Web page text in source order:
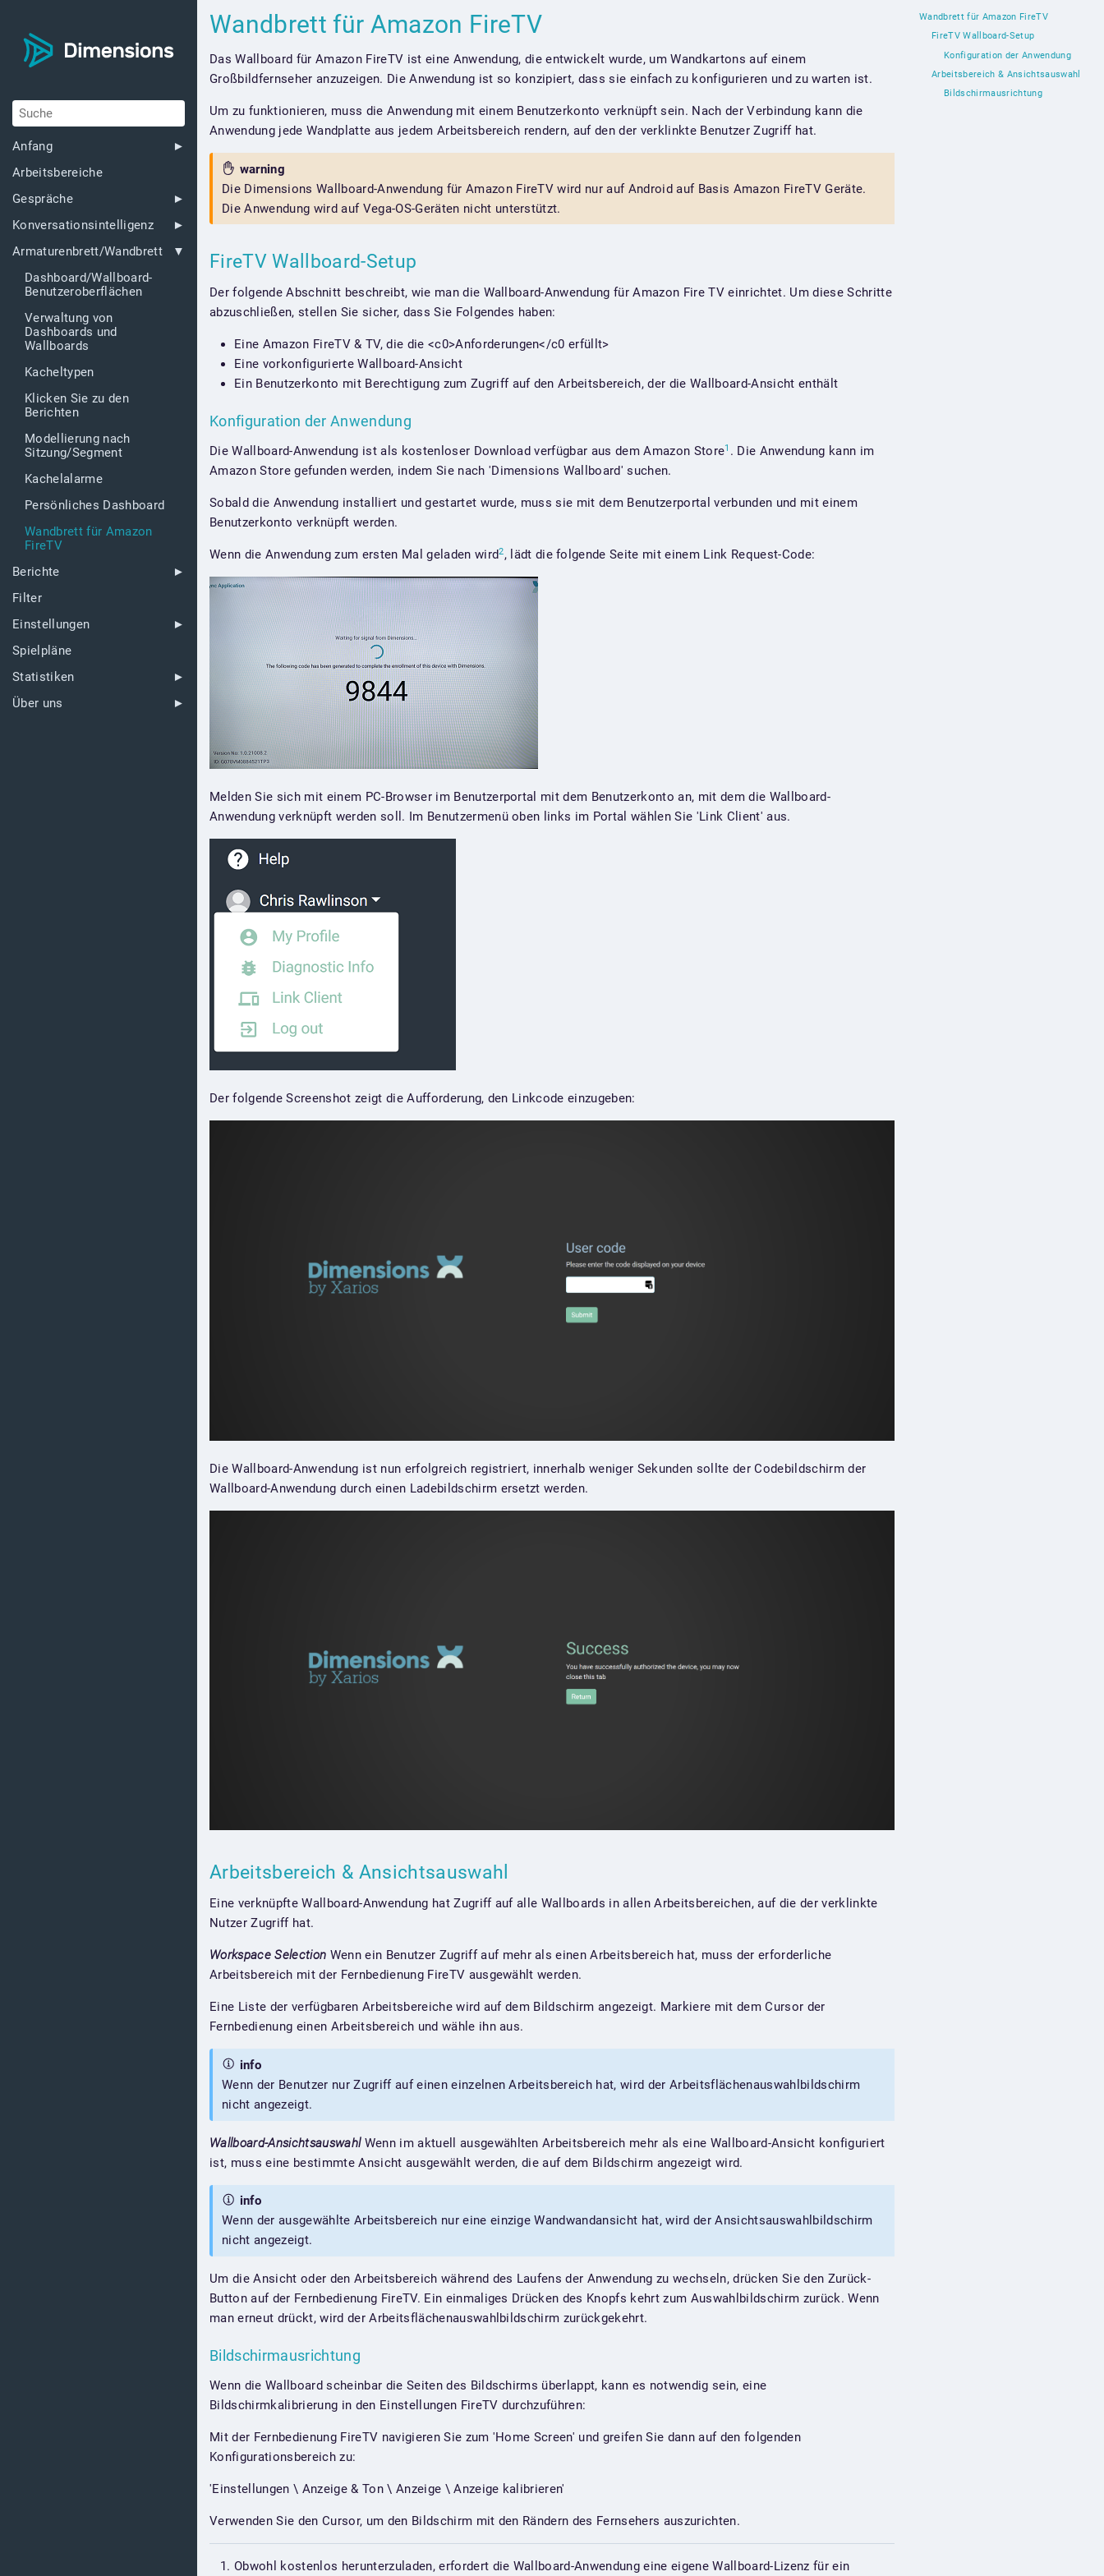
Anfang
Arbeitsbereiche
Gespräche
Konversationsintelligenz
Armaturenbrett/Wandbrett
Dashboard/Wallboard-
Benutzeroberflächen
Verwaltung von
Dashboards und
Wallboards
Kacheltypen
Klicken Sie zu den
Berichten
Modellierung nach
Sitzung/Segment
Kachelalarme
Persönliches Dashboard
Wandbrett für Amazon
FireTV
Berichte
Filter
Einstellungen
Spielpläne
Statistiken
Über uns
Wandbrett für Amazon FireTV
Das Wallboard für Amazon FireTV ist eine Anwendung, die entwickelt wurde, um Wandkartons auf einem
Großbildfernseher anzuzeigen. Die Anwendung ist so konzipiert, dass sie einfach zu konfigurieren und zu warten ist.
Um zu funktionieren, muss die Anwendung mit einem Benutzerkonto verknüpft sein. Nach der Verbindung kann die
Anwendung jede Wandplatte aus jedem Arbeitsbereich rendern, auf den der verklinkte Benutzer Zugriff hat.
warning
Die Dimensions Wallboard-Anwendung für Amazon FireTV wird nur auf Android auf Basis Amazon FireTV Geräte.
Die Anwendung wird auf Vega-OS-Geräten nicht unterstützt.
FireTV Wallboard-Setup
Der folgende Abschnitt beschreibt, wie man die Wallboard-Anwendung für Amazon Fire TV einrichtet. Um diese Schritte
abzuschließen, stellen Sie sicher, dass Sie Folgendes haben:
Eine Amazon FireTV & TV, die die <c0>Anforderungen</c0 erfüllt>
Eine vorkonfigurierte Wallboard-Ansicht
Ein Benutzerkonto mit Berechtigung zum Zugriff auf den Arbeitsbereich, der die Wallboard-Ansicht enthält
Konfiguration der Anwendung
Die Wallboard-Anwendung ist als kostenloser Download verfügbar aus dem Amazon Store1 . Die Anwendung kann im
Amazon Store gefunden werden, indem Sie nach 'Dimensions Wallboard' suchen.
Sobald die Anwendung installiert und gestartet wurde, muss sie mit dem Benutzerportal verbunden und mit einem
Benutzerkonto verknüpft werden.
Wenn die Anwendung zum ersten Mal geladen wird2, lädt die folgende Seite mit einem Link Request-Code:
Melden Sie sich mit einem PC-Browser im Benutzerportal mit dem Benutzerkonto an, mit dem die Wallboard-
Anwendung verknüpft werden soll. Im Benutzermenü oben links im Portal wählen Sie 'Link Client' aus.
Der folgende Screenshot zeigt die Aufforderung, den Linkcode einzugeben:
Die Wallboard-Anwendung ist nun erfolgreich registriert, innerhalb weniger Sekunden sollte der Codebildschirm der
Wallboard-Anwendung durch einen Ladebildschirm ersetzt werden.
Arbeitsbereich & Ansichtsauswahl
Eine verknüpfte Wallboard-Anwendung hat Zugriff auf alle Wallboards in allen Arbeitsbereichen, auf die der verklinkte
Nutzer Zugriff hat.
Workspace Selection Wenn ein Benutzer Zugriff auf mehr als einen Arbeitsbereich hat, muss der erforderliche
Arbeitsbereich mit der Fernbedienung FireTV ausgewählt werden.
Eine Liste der verfügbaren Arbeitsbereiche wird auf dem Bildschirm angezeigt. Markiere mit dem Cursor der
Fernbedienung einen Arbeitsbereich und wähle ihn aus.
info
Wenn der Benutzer nur Zugriff auf einen einzelnen Arbeitsbereich hat, wird der Arbeitsflächenauswahlbildschirm
nicht angezeigt.
Wallboard-AnsichtsauswahlWenn im aktuell ausgewählten Arbeitsbereich mehr als eine Wallboard-Ansicht konfiguriert
ist, muss eine bestimmte Ansicht ausgewählt werden, die auf dem Bildschirm angezeigt wird.
info
Wenn der ausgewählte Arbeitsbereich nur eine einzige Wandwandansicht hat, wird der Ansichtsauswahlbildschirm
nicht angezeigt.
Um die Ansicht oder den Arbeitsbereich während des Laufens der Anwendung zu wechseln, drücken Sie den Zurück-
Button auf der Fernbedienung FireTV. Ein einmaliges Drücken des Knopfs kehrt zum Auswahlbildschirm zurück. Wenn
man erneut drückt, wird der Arbeitsflächenauswahlbildschirm zurückgekehrt.
Bildschirmausrichtung
Wenn die Wallboard scheinbar die Seiten des Bildschirms überlappt, kann es notwendig sein, eine
Bildschirmkalibrierung in den Einstellungen FireTV durchzuführen:
Mit der Fernbedienung FireTV navigieren Sie zum 'Home Screen' und greifen Sie dann auf den folgenden
Konfigurationsbereich zu:
'Einstellungen \ Anzeige & Ton \ Anzeige \ Anzeige kalibrieren'
Verwenden Sie den Cursor, um den Bildschirm mit den Rändern des Fernsehers auszurichten.
Obwohl kostenlos herunterzuladen, erfordert die Wallboard-Anwendung eine eigene Wallboard-Lizenz für ein
Wandbrett für Amazon FireTV
FireTV Wallboard-Setup
Konfiguration der Anwendung
Arbeitsbereich & Ansichtsauswahl
Bildschirmausrichtung